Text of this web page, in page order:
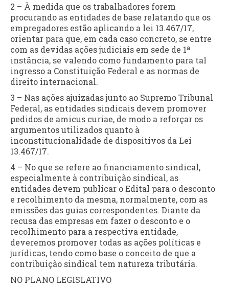
2 – À medida que os trabalhadores forem
procurando as entidades de base relatando que os
empregadores estão aplicando a lei 13.467/17,
orientar para que, em cada caso concreto, se entre
com as devidas ações judiciais em sede de 1ª
instância, se valendo como fundamento para tal
ingresso a Constituição Federal e as normas de
direito internacional.
3 – Nas ações ajuizadas junto ao Supremo Tribunal
Federal, as entidades sindicais devem promover
pedidos de amicus curiae, de modo a reforçar os
argumentos utilizados quanto à
inconstitucionalidade de dispositivos da Lei
13.467/17.
4 – No que se refere ao financiamento sindical,
especialmente à contribuição sindical, as
entidades devem publicar o Edital para o desconto
e recolhimento da mesma, normalmente, com as
emissões das guias correspondentes. Diante da
recusa das empresas em fazer o desconto e o
recolhimento para a respectiva entidade,
deveremos promover todas as ações políticas e
jurídicas, tendo como base o conceito de que a
contribuição sindical tem natureza tributária.
NO PLANO LEGISLATIVO